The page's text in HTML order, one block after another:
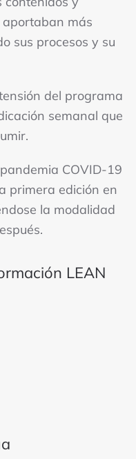
más
sus procesos y su
del programa
semanal que
COVID-19
primera edición en
la modalidad
LEAN